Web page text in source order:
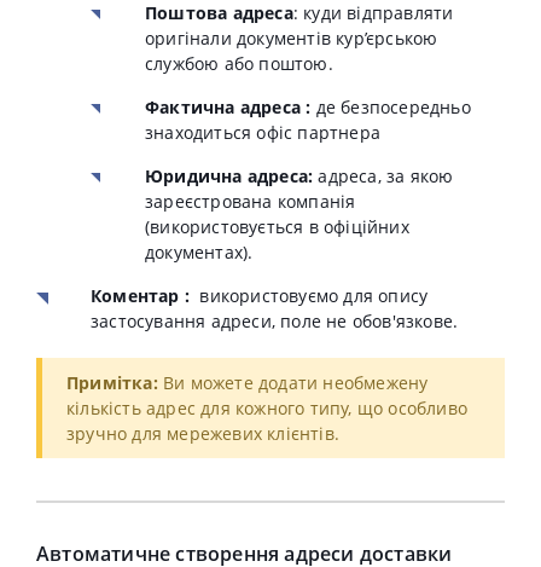
Поштова адреса: куди відправляти
оригінали документів кур’єрською
службою або поштою.
Фактична адреса : де безпосередньо
знаходиться офіс партнера
Юридична адреса: адреса, за якою
зареєстрована компанія
(використовується в офіційних
документах).
Коментар : використовуємо для опису
застосування адреси, поле не обов'язкове.
Примітка: Ви можете додати необмежену
кількість адрес для кожного типу, що особливо
зручно для мережевих клієнтів.
Автоматичне створення адреси доставки